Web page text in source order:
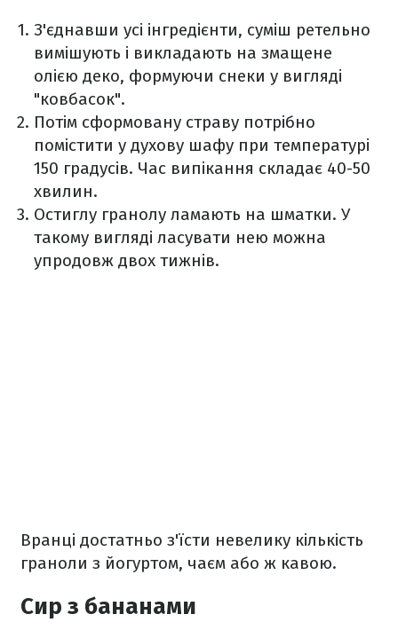
З'єднавши усі інгредієнти, суміш ретельно
вимішують і викладають на змащене
олією деко, формуючи снеки у вигляді
"ковбасок".
Потім сформовану страву потрібно
помістити у духову шафу при температурі
150 градусів. Час випікання складає 40-50
хвилин.
Остиглу гранолу ламають на шматки. У
такому вигляді ласувати нею можна
упродовж двох тижнів.
Вранці достатньо з'їсти невелику кількість
граноли з йогуртом, чаєм або ж кавою.
Сир з бананами